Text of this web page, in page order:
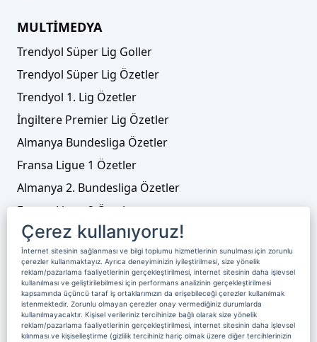
MULTİMEDYA
Trendyol Süper Lig Goller
Trendyol Süper Lig Özetler
Trendyol 1. Lig Özetler
İngiltere Premier Lig Özetler
Almanya Bundesliga Özetler
Fransa Ligue 1 Özetler
Almanya 2. Bundesliga Özetler
Fransa Ligue 2 Özetler
Tenis
Video Liste
Foto Galeriler
Üyelik Yayın Akışı Reklam
Site Sözleşmesi
Çerez kullanıyoruz!
İnternet sitesinin sağlanması ve bilgi toplumu hizmetlerinin sunulması için zorunlu
çerezler kullanmaktayız. Ayrıca deneyiminizin iyileştirilmesi, size yönelik
reklam/pazarlama faaliyetlerinin gerçekleştirilmesi, internet sitesinin daha işlevsel
kullanılması ve geliştirilebilmesi için performans analizinin gerçekleştirilmesi
kapsamında üçüncü taraf iş ortaklarımızın da erişebileceği çerezler kullanılmak
istenmektedir. Zorunlu olmayan çerezler onay vermediğiniz durumlarda
kullanılmayacaktır. Kişisel verileriniz tercihinize bağlı olarak size yönelik
reklam/pazarlama faaliyetlerinin gerçekleştirilmesi, internet sitesinin daha işlevsel
kılınması ve kişiselleştirme (gizlilik tercihiniz hariç olmak üzere diğer tercihlerinizin